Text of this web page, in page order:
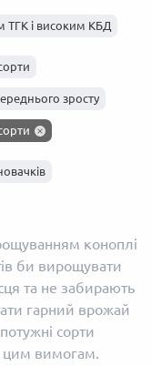
ТГК і високим КБД
зросту
коноплі
би вирощувати
та не забирають
гарний врожай
сорти
цим вимогам.